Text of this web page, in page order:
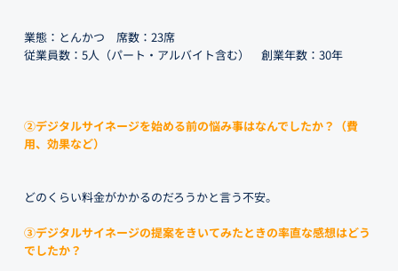
業態：とんかつ 席数：23席
従業員数：5人（パート・アルバイト含む） 創業年数：30年
②デジタルサイネージを始める前の悩み事はなんでしたか？（費
用、効果など）
どのくらい料金がかかるのだろうかと言う不安。
③デジタルサイネージの提案をきいてみたときの率直な感想はどう
でしたか？